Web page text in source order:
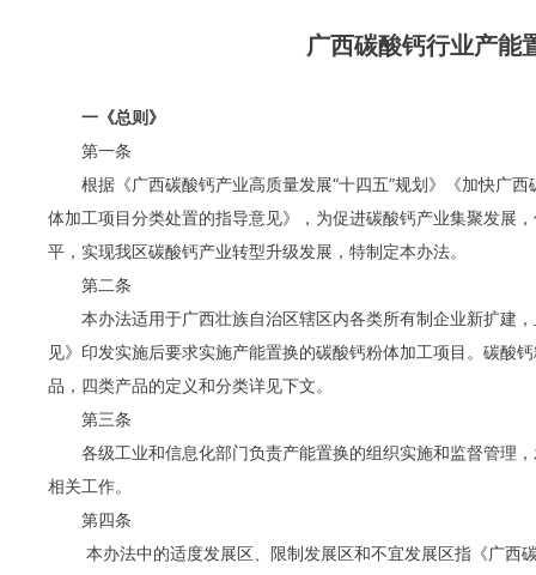
广西碳酸钙行业产能
一《总则》
第一条
根据《广西碳酸钙产业高质量发展“十四五”规划》《加快广
体加工项目分类处置的指导意见》，为促进碳酸钙产业集聚发展
平，实现我区碳酸钙产业转型升级发展，特制定本办法。
第二条
本办法适用于广西壮族自治区辖区内各类所有制企业新扩建
见》印发实施后要求实施产能置换的碳酸钙粉体加工项目。碳酸
品，四类产品的定义和分类详见下文。
第三条
各级工业和信息化部门负责产能置换的组织实施和监督管理
相关工作。
第四条
本办法中的适度发展区、限制发展区和不宜发展区指《广西